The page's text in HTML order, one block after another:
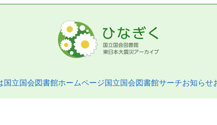
国立国会図書館ホームページ国立国会図書館サーチお知らせ